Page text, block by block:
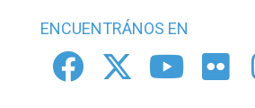
ENCUENTRÁNOS EN